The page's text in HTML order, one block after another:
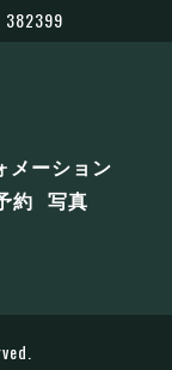
382399
メーション
約 写真